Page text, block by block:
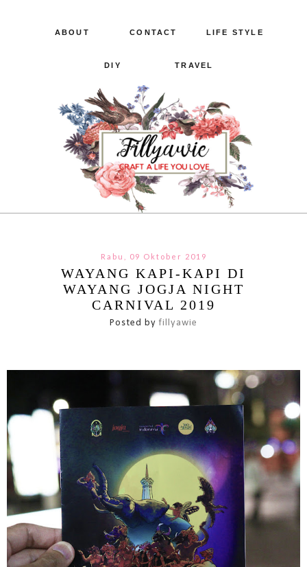
ABOUT CONTACT LIFE STYLE
DIY TRAVEL
Rabu, 09 Oktober 2019
WAYANG KAPI-KAPI DI
WAYANG JOGJA NIGHT
CARNIVAL 2019
Posted byfillyawie